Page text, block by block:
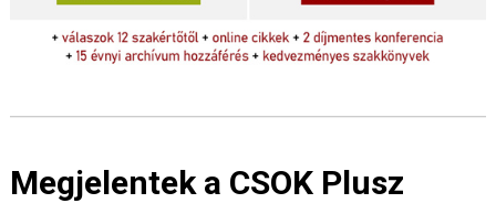
Megjelentek a CSOK Plusz